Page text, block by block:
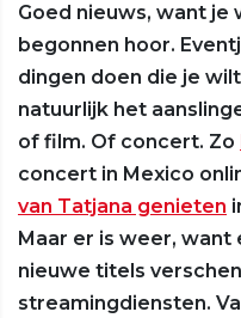
Goed nieuws, want je
begonnen hoor.
dingen doen die je
natuurlijk het
of film. Of concert. Zo
concert in Mexico
van Tatjana genieten
Maar er is weer, want
nieuwe titels
streamingdiensten.